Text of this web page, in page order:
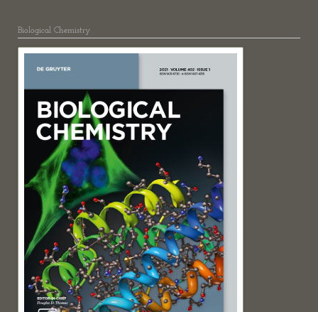
Biological Chemistry